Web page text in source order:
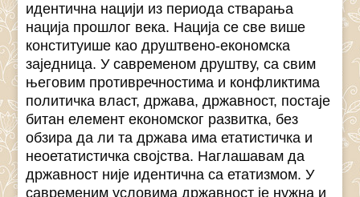
идентична нацији из периода стварања
нација прошлог века. Нација се све више
конституише као друштвено-економска
заједница. У савременом друштву, са свим
његовим противречностима и конфликтима
политичка власт, држава, државност, постаје
битан елемент економског развитка, без
обзира да ли та држава има етатистичка и
неоетатистичка својства. Наглашавам да
државност није идентична са етатизмом. У
савременим условима државност је нужна и